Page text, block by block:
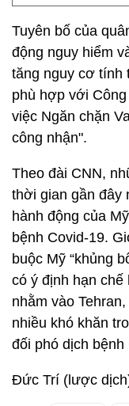
Tuyên bố của
động nguy hiểm
tăng nguy cơ tính
phù hợp với
việc Ngăn chặn
công nhận".
Theo đài CNN,
thời gian gần đây
hành động của
bệnh Covid-19.
buộc Mỹ “khủng
có ý định hạn
nhằm vào
nhiều khó khăn
đối phó dịch bệnh
Đức Trí (lược